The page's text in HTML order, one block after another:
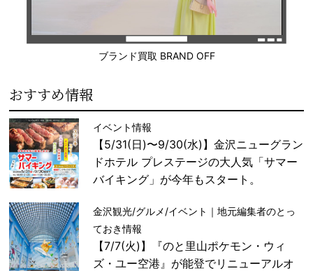
ブランド買取 BRAND OFF
おすすめ情報
イベント情報
【5/31(日)〜9/30(水)】金沢ニューグラン
ドホテル プレステージの大人気「サマー
バイキング」が今年もスタート。
金沢観光/グルメ/イベント｜地元編集者のとっ
ておき情報
【7/7(火)】『のと里山ポケモン・ウィ
ズ・ユー空港』が能登でリニューアルオ